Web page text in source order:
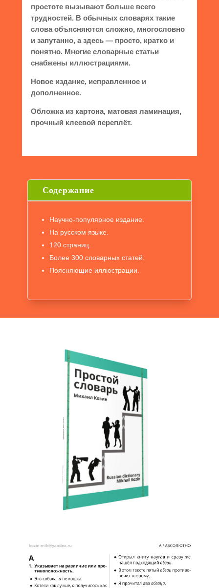
простоте вызывают больше всего
трудностей. В обычных словарях такие
слова объясняются сложно, многословно
и запутанно, а здесь — просто, кратко и
понятно. Многие словарные статьи
снабжены иллюстрациями.
Новое издание, исправленное и
дополненное.
Обложка из картона, матовая ламинация,
прочный клеевой переплёт.
Содержание
Научно-популярное издание.
На русском языке.
120 страниц.
Более 300 словарных статей.
Поясняющие иллюстрации.